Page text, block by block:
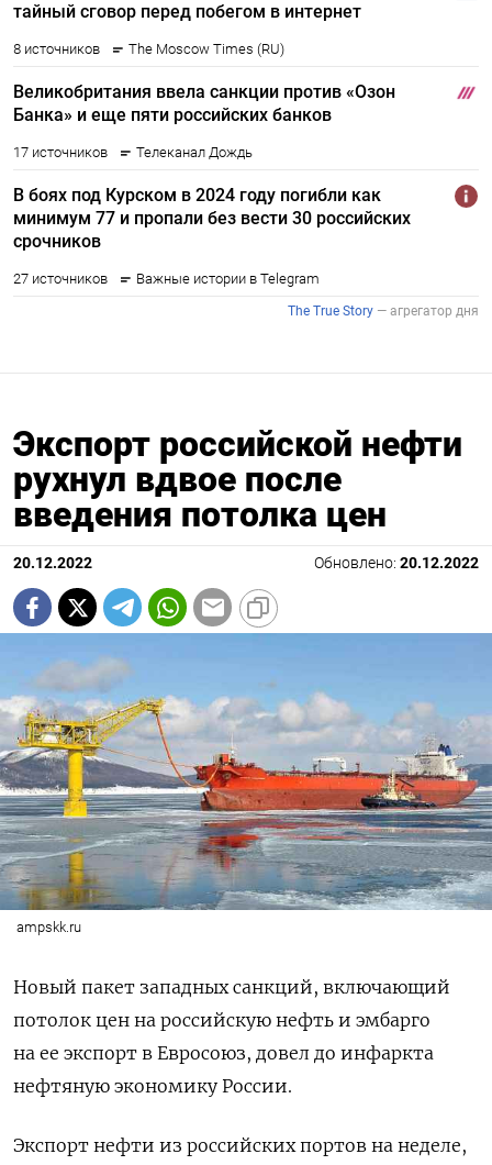
Экспорт российской нефти
рухнул вдвое после
введения потолка цен
20.12.2022 Обновлено: 20.12.2022
ampskk.ru
Новый пакет западных санкций, включающий
потолок цен на российскую нефть и эмбарго
на ее экспорт в Евросоюз, довел до инфаркта
нефтяную экономику России.
Экспорт нефти из российских портов на неделе,